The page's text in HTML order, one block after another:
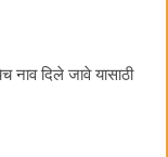
नाव दिले जावे यासाठी